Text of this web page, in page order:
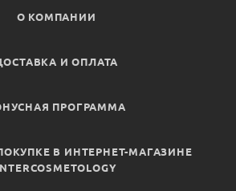
О КОМПАНИИ
И ОПЛАТА
ПРОГРАММА
В ИНТЕРНЕТ-МАГАЗИНЕ